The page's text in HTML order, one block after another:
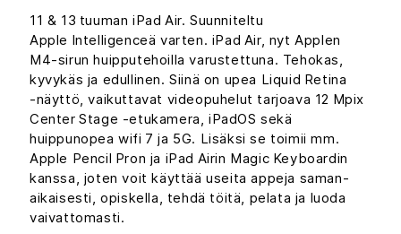
11 & 13 tuuman iPad Air. Suunniteltu
Apple Intelligenceä varten. iPad Air, nyt Applen
M4-sirun huipputehoilla varustettuna. Tehokas,
kyvykäs ja edullinen. Siinä on upea Liquid Retina
‑näyttö, vaikuttavat videopuhelut tarjoava 12 Mpix
Center Stage ‑etukamera, iPadOS sekä
huippunopea wifi 7 ja 5G. Lisäksi se toimii mm.
Apple Pencil Pron ja iPad Airin Magic Keyboardin
kanssa, joten voit käyttää useita appeja saman­
aikaisesti, opiskella, tehdä töitä, pelata ja luoda
vaivattomasti.